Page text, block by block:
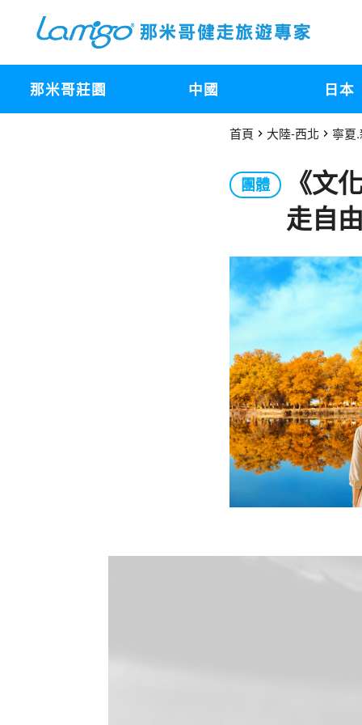
那米哥莊園 中國 日本
首頁 大陸-西北 寧夏
團體
《文
走自